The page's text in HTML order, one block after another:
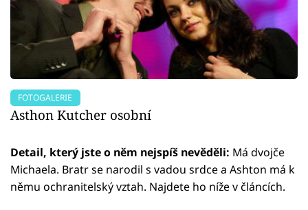
FOTOGALERIE
Asthon Kutcher osobní
Detail, který jste o něm nejspíš nevěděli: Má dvojče
Michaela. Bratr se narodil s vadou srdce a Ashton má k
němu ochranitelský vztah. Najdete ho níže v článcích.